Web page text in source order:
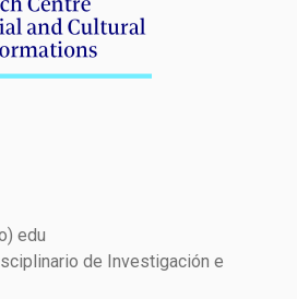
edu
de Investigación e